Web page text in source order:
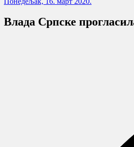
Влада Српске